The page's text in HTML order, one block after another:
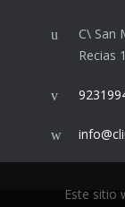
C\ San
Recias
Este sitio